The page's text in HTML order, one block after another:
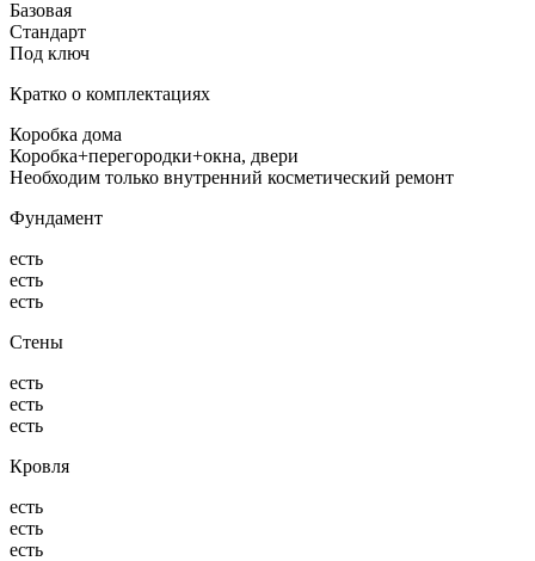
Базовая
Стандарт
Под ключ
Кратко о комплектациях
Коробка дома
Коробка+перегородки+окна, двери
Необходим только внутренний косметический ремонт
Фундамент
есть
есть
есть
Стены
есть
есть
есть
Кровля
есть
есть
есть